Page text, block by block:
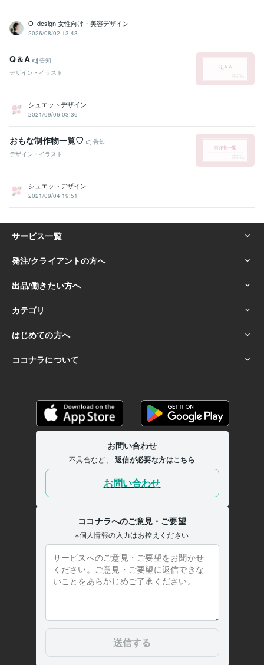
O_design 女性向け・美容デザイン
2026/08/02 13:43
Q＆A
告知
デザイン・イラスト
シュエットデザイン
2021/09/06 03:36
おもな制作物一覧♡
告知
デザイン・イラスト
シュエットデザイン
2021/09/04 19:51